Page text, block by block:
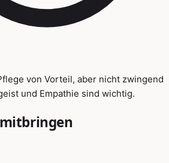
von Vorteil, aber nicht zwingend
und Empathie sind wichtig.